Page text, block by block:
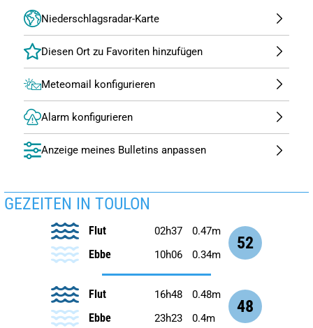
Niederschlagsradar-Karte
Meteomail konfigurieren
Alarm konfigurieren
Anzeige meines Bulletins anpassen
GEZEITEN IN TOULON
52
Flut 02h37 0.47m
Ebbe 10h06 0.34m
48
Flut 16h48 0.48m
Ebbe 23h23 0.4m